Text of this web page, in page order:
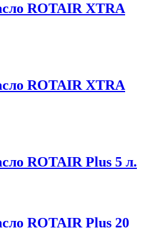
ROTAIR XTRA
ROTAIR XTRA
ROTAIR Plus 5 л.
ROTAIR Plus 20